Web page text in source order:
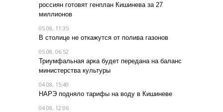
россиян готовят генплан Кишинева за 27
миллионов
05.08, 11:35
В столице не откажутся от полива газонов
05.08, 06:52
Триумфальная арка будет передана на баланс
министерства культуры
04.08, 15:40
НАРЭ подняло тарифы на воду в Кишиневе
04.08, 12:06